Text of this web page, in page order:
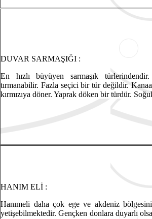
DUVAR SARMAŞIĞI :
En hızlı büyüyen sarmaşık
tırmanabilir. Fazla seçici bir tür değildir.
kırmızıya döner. Yaprak döken bir türdür.
HANIM ELİ :
Hanımeli daha çok ege ve akdeniz
yetişebilmektedir. Gençken donlara duyarlı